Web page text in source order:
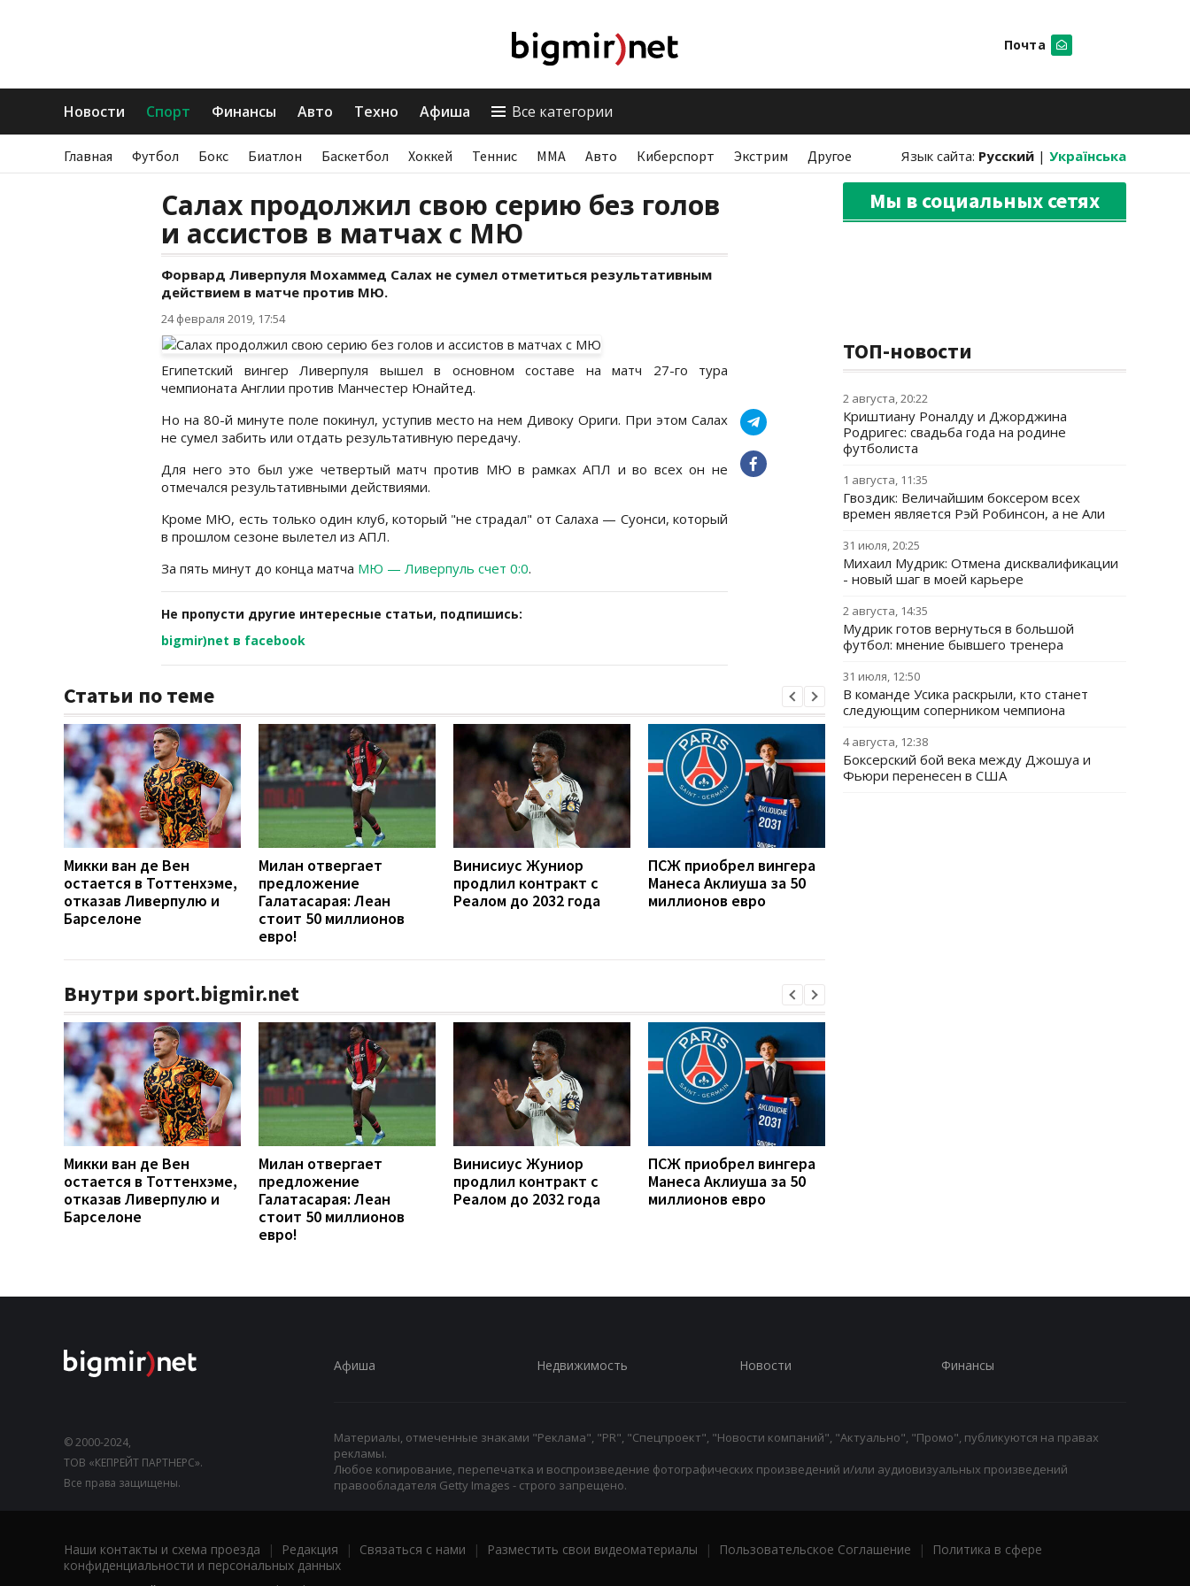
Почта
Новости Спорт Финансы Авто Техно Афиша Все категории
Главная Футбол Бокс Биатлон Баскетбол Хоккей Теннис ММА Авто Киберспорт Экстрим Другое Язык сайта: Русский | Українська
Салах продолжил свою серию без голов
и ассистов в матчах с МЮ
Форвард Ливерпуля Мохаммед Салах не сумел отметиться результативным
действием в матче против МЮ.
24 февраля 2019, 17:54
Египетский вингер Ливерпуля вышел в основном составе на матч 27-го тура
чемпионата Англии против Манчестер Юнайтед.
Но на 80-й минуте поле покинул, уступив место на нем Дивоку Ориги. При этом Салах
не сумел забить или отдать результативную передачу.
Для него это был уже четвертый матч против МЮ в рамках АПЛ и во всех он не
отмечался результативными действиями.
Кроме МЮ, есть только один клуб, который "не страдал" от Салаха — Суонси, который
в прошлом сезоне вылетел из АПЛ.
За пять минут до конца матча МЮ — Ливерпуль счет 0:0.
Не пропусти другие интересные статьи, подпишись:
bigmir)net в facebook
Статьи по теме
Микки ван де Вен
остается в Тоттенхэме,
отказав Ливерпулю и
Барселоне
Милан отвергает
предложение
Галатасарая: Леан
стоит 50 миллионов
евро!
Винисиус Жуниор
продлил контракт с
Реалом до 2032 года
ПСЖ приобрел вингера
Манеса Аклиуша за 50
миллионов евро
Внутри sport.bigmir.net
Микки ван де Вен
остается в Тоттенхэме,
отказав Ливерпулю и
Барселоне
Милан отвергает
предложение
Галатасарая: Леан
стоит 50 миллионов
евро!
Винисиус Жуниор
продлил контракт с
Реалом до 2032 года
ПСЖ приобрел вингера
Манеса Аклиуша за 50
миллионов евро
Мы в социальных сетях
ТОП-новости
2 августа, 20:22
Криштиану Роналду и Джорджина
Родригес: свадьба года на родине
футболиста
1 августа, 11:35
Гвоздик: Величайшим боксером всех
времен является Рэй Робинсон, а не Али
31 июля, 20:25
Михаил Мудрик: Отмена дисквалификации
- новый шаг в моей карьере
2 августа, 14:35
Мудрик готов вернуться в большой
футбол: мнение бывшего тренера
31 июля, 12:50
В команде Усика раскрыли, кто станет
следующим соперником чемпиона
4 августа, 12:38
Боксерский бой века между Джошуа и
Фьюри перенесен в США
© 2000-2024,
ТОВ «КЕПРЕЙТ ПАРТНЕРС».
Все права защищены.
Афиша Недвижимость Новости Финансы
Материалы, отмеченные знаками "Реклама", "PR", "Спецпроект", "Новости компаний", "Актуально", "Промо", публикуются на правах
рекламы.
Любое копирование, перепечатка и воспроизведение фотографических произведений и/или аудиовизуальных произведений
правообладателя Getty Images - строго запрещено.
Наши контакты и схема проезда | Редакция | Связаться с нами | Разместить свои видеоматериалы | Пользовательское Соглашение |
Политика в сфере
конфиденциальности и персональных данных